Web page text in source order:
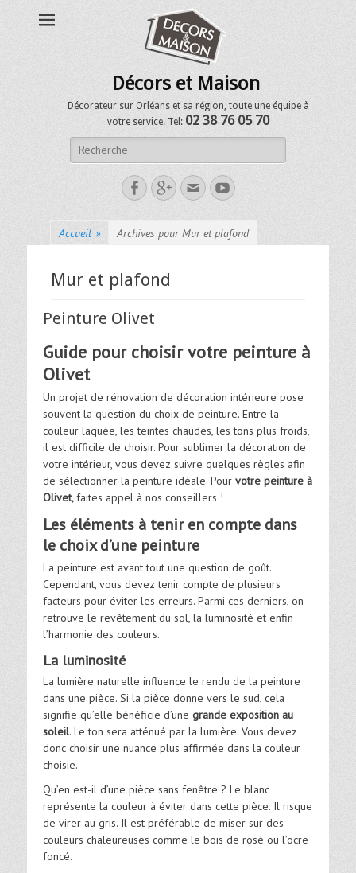
Décors et Maison
Décorateur sur Orléans et sa région, toute une équipe à
votre service. Tel: 02 38 76 05 70
Accueil » Archives pour Mur et plafond
Mur et plafond
Peinture Olivet
Guide pour choisir votre peinture à
Olivet
Un projet de rénovation de décoration intérieure pose
souvent la question du choix de peinture. Entre la
couleur laquée, les teintes chaudes, les tons plus froids,
il est difficile de choisir. Pour sublimer la décoration de
votre intérieur, vous devez suivre quelques règles afin
de sélectionner la peinture idéale. Pour votre peinture à
Olivet,faites appel à nos conseillers !
Les éléments à tenir en compte dans
le choix d’une peinture
La peinture est avant tout une question de goût.
Cependant, vous devez tenir compte de plusieurs
facteurs pour éviter les erreurs. Parmi ces derniers, on
retrouve le revêtement du sol, la luminosité et enfin
l’harmonie des couleurs.
La luminosité
La lumière naturelle influence le rendu de la peinture
dans une pièce. Si la pièce donne vers le sud, cela
signifie qu’elle bénéficie d’une grande exposition au
soleil. Le ton sera atténué par la lumière. Vous devez
donc choisir une nuance plus affirmée dans la couleur
choisie.
Qu’en est-il d’une pièce sans fenêtre ? Le blanc
représente la couleur à éviter dans cette pièce. Il risque
de virer au gris. Il est préférable de miser sur des
couleurs chaleureuses comme le bois de rosé ou l’ocre
foncé.